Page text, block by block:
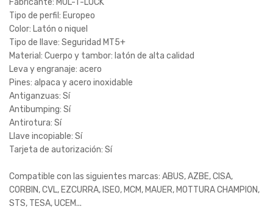
Fabricante: MUL-T-LOCK
Tipo de perfil: Europeo
Color: Latón o niquel
Tipo de llave: Seguridad MT5+
Material: Cuerpo y tambor: latón de alta calidad
Leva y engranaje: acero
Pines: alpaca y acero inoxidable
Antiganzuas: Sí
Antibumping: Sí
Antirotura: Sí
Llave incopiable: Sí
Tarjeta de autorización: Sí
Compatible con las siguientes marcas: ABUS, AZBE, CISA,
CORBIN, CVL, EZCURRA, ISEO, MCM, MAUER, MOTTURA CHAMPION,
STS, TESA, UCEM...